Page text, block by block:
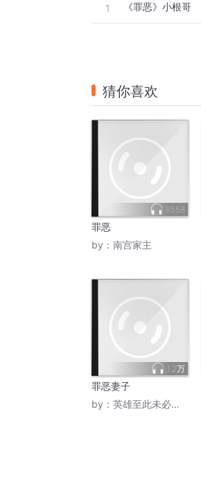
简单的人们被复杂弄得
感情本没有错攀比者才
为与生俱来的枷锁着了
着迷的后来者攀比枷锁
这世界没有恶善良本
冷漠的旁观者才有审判
这一生太执着不反省不
倔强的等候着到底值不
我们都犯过错才原谅了
1 《罪恶》小根哥
猜你喜欢
8558
罪恶
by： 南宫家主
1.2万
罪恶妻子
by： 英雄至此未必英雄